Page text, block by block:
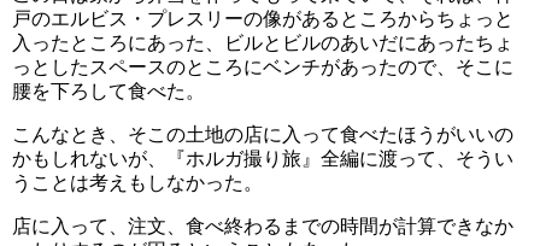
戸のエルビス・プレスリーの像があるところからちょっと
入ったところにあった、ビルとビルのあいだにあったちょ
っとしたスペースのところにベンチがあったので、そこに
腰を下ろして食べた。
こんなとき、そこの土地の店に入って食べたほうがいいの
かもしれないが、『ホルガ撮り旅』全編に渡って、そうい
うことは考えもしなかった。
店に入って、注文、食べ終わるまでの時間が計算できなか